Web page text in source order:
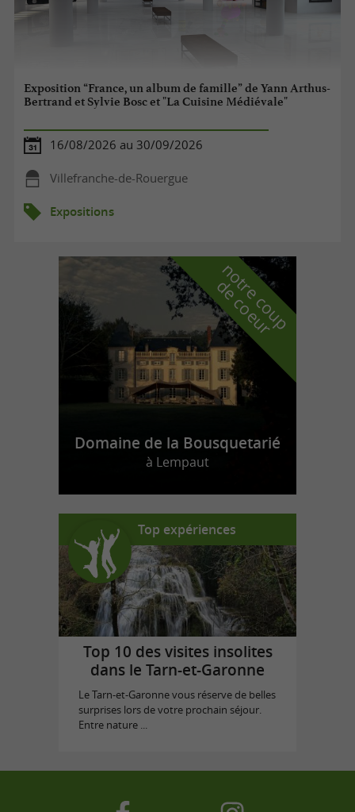
Exposition “France, un album de famille” de Yann Arthus-
Bertrand et Sylvie Bosc et "La Cuisine Médiévale"
16/08/2026 au 30/09/2026
Villefranche-de-Rouergue
Expositions
n
o
t
r
e
c
o
u
p
d
e
c
o
e
u
r
Domaine de la Bousquetarié
à Lempaut
Top expériences
Top 10 des visites insolites
dans le Tarn-et-Garonne
Le Tarn-et-Garonne vous réserve de belles
surprises lors de votre prochain séjour.
Entre nature ...